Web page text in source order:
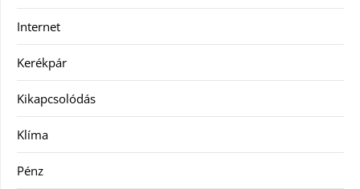
Internet
Kerékpár
Kikapcsolódás
Klíma
Pénz